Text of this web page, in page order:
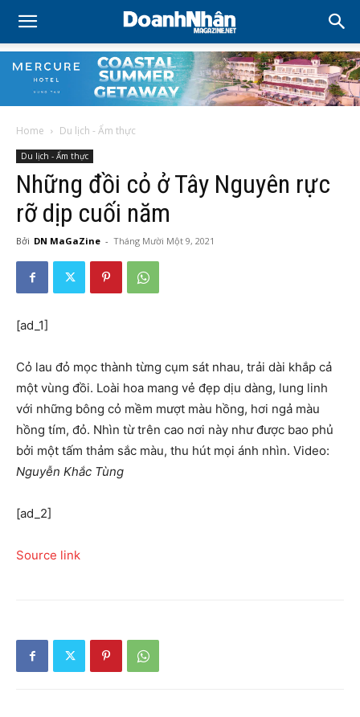
Home Du lịch - Ẩm thực
Du lịch - Ẩm thực
Những đồi cỏ ở Tây Nguyên rực
rỡ dịp cuối năm
Bởi DN MaGaZine - Tháng Mười Một 9, 2021
[ad_1]
Cỏ lau đỏ mọc thành từng cụm sát nhau, trải dài khắp cả
một vùng đồi. Loài hoa mang vẻ đẹp dịu dàng, lung linh
với những bông cỏ mềm mượt màu hồng, hơi ngả màu
hồng tím, đỏ. Nhìn từ trên cao nơi này như được bao phủ
bởi một tấm thảm sắc màu, thu hút mọi ánh nhìn. Video:
Nguyễn Khắc Tùng
[ad_2]
Source link